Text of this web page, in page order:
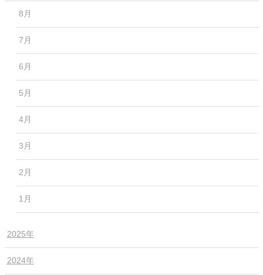
8月
7月
6月
5月
4月
3月
2月
1月
2025年
2024年